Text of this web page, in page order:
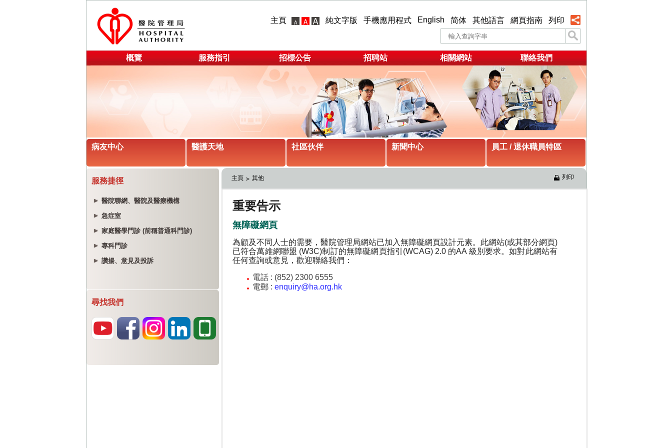
主頁 純文字版 手機應用程式 English 简体 其他語言 網頁指南 列印
概覽 服務指引 招標公告 招聘站 相關網站 聯絡我們
病友中心 醫護天地 社區伙伴 新聞中心 員工 / 退休職員特區
服務捷徑
醫院聯網、醫院及醫療機構
急症室
家庭醫學門診 (前稱普通科門診)
專科門診
讚揚、意見及投訴
尋找我們
主頁 其他 列印